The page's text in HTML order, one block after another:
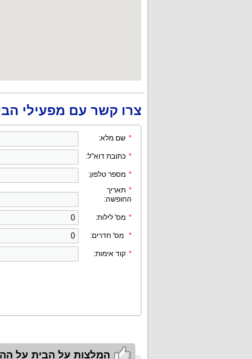
צרו קשר עם מפעילי
* שם מלא:
* כתובת דוא"ל:
* מספר טלפון:
* תאריך
החופשה:
* מס' לילות:
* מס' חדרים:
* קוד אימות:
המלצות על הבית על